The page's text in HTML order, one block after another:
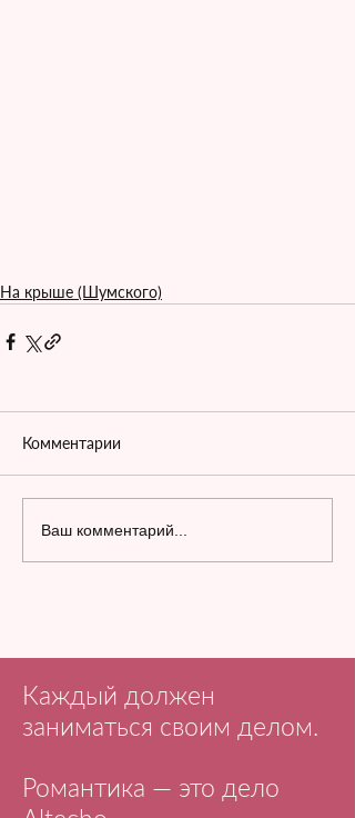
На крыше (Шумского)
Комментарии
Ваш комментарий...
Каждый должен
заниматься своим делом.
Романтика — это дело